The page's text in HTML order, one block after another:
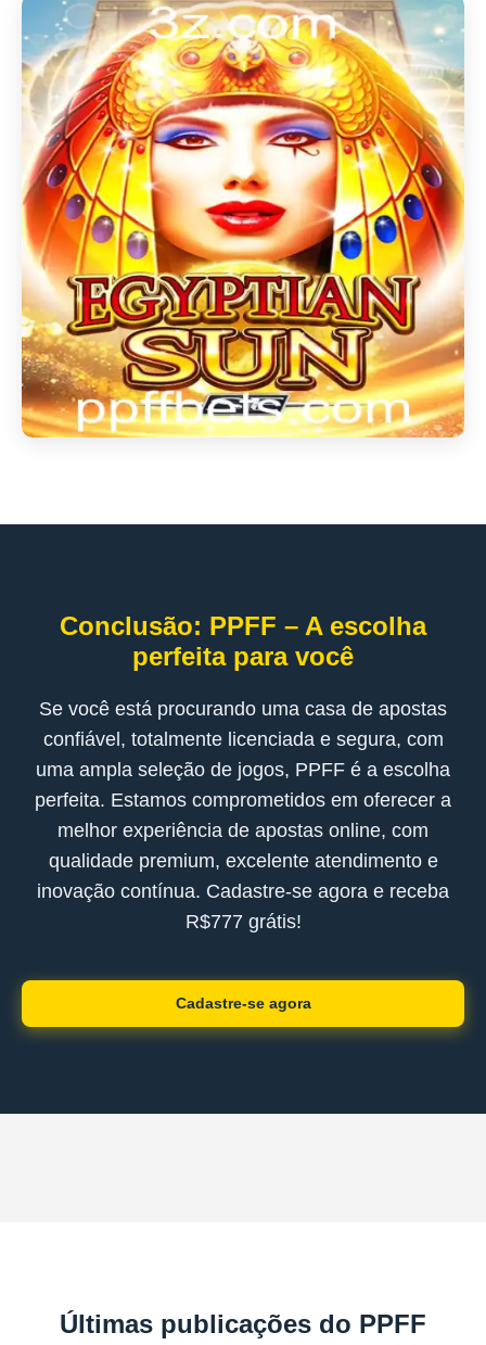
Conclusão: PPFF – A escolha
perfeita para você
Se você está procurando uma casa de apostas
confiável, totalmente licenciada e segura, com
uma ampla seleção de jogos, PPFF é a escolha
perfeita. Estamos comprometidos em oferecer a
melhor experiência de apostas online, com
qualidade premium, excelente atendimento e
inovação contínua. Cadastre-se agora e receba
R$777 grátis!
Cadastre-se agora
Últimas publicações do PPFF